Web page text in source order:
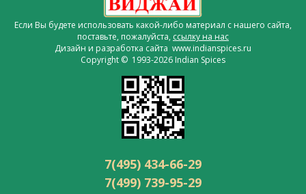
Если Вы будете использовать какой-либо материал с нашего сайта,
поставьте, пожалуйста, ссылку на нас
Дизайн и разработка сайта www.indianspices.ru
Copyright © 1993-2026 Indian Spices
7(495) 434-66-29
7(499) 739-95-29